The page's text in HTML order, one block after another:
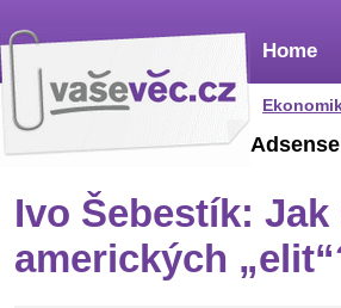
Home
Adsense
Ivo Šebestík:
amerických